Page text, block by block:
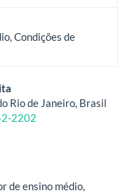
Condições de
Rio de Janeiro, Brasil
2202
de ensino médio,